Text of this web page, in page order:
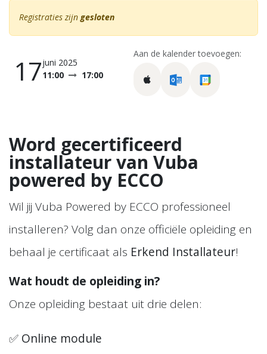
Registraties zijngesloten
17juni 2025
11:00
17:00
Aan de kalender toevoegen:
Word gecertificeerd
installateur van Vuba
powered by ECCO
Wil jij Vuba Powered by ECCO professioneel
installeren? Volg dan onze officiële opleiding en
behaal je certificaat als Erkend Installateur!
Wat houdt de opleiding in?
Onze opleiding bestaat uit drie delen:
✅ Online module